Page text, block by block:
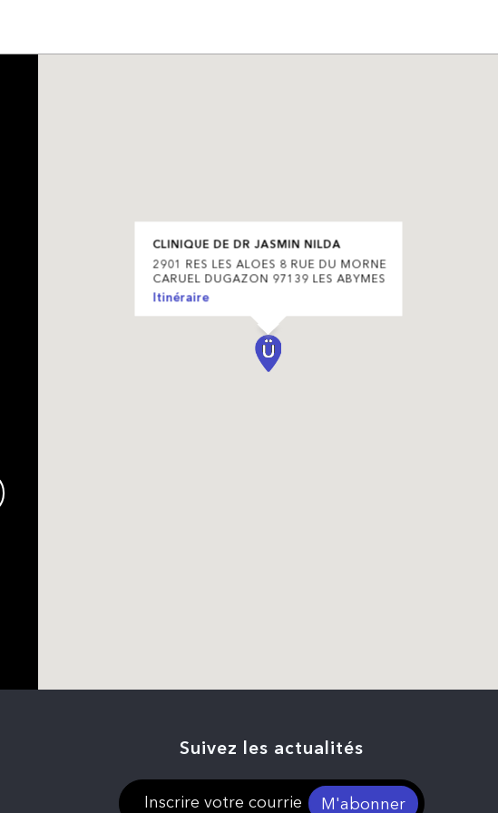
CLINIQUE DE DR JASMIN NILDA
2901 RES LES ALOES 8 RUE DU MORNE
CARUEL DUGAZON 97139 LES ABYMES
Itinéraire
Suivez les actualités
M'abonner